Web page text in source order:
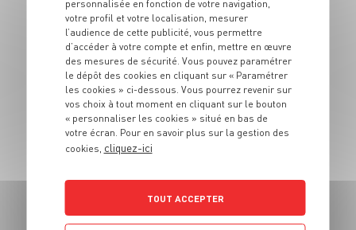
ENTRÉE
Velouté aux fanes
de radis
4 pers.
personnalisée en fonction de votre navigation,
votre profil et votre localisation, mesurer
l’audience de cette publicité, vous permettre
d’accéder à votre compte et enfin, mettre en œuvre
des mesures de sécurité. Vous pouvez paramétrer
le dépôt des cookies en cliquant sur « Paramétrer
les cookies » ci-dessous. Vous pourrez revenir sur
vos choix à tout moment en cliquant sur le bouton
« personnaliser les cookies » situé en bas de
votre écran. Pour en savoir plus sur la gestion des
cookies, cliquez-ici
TOUT ACCEPTER